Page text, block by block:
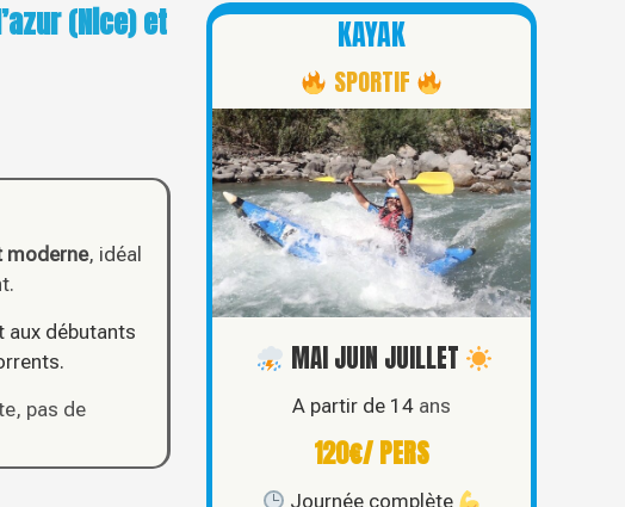
(Nice) et
moderne, idéal
aux débutants
pas de
KAYAK
SPORTIF
MAI JUIN JUILLET
A partir de 14 ans
120€/ PERS
Journée complète